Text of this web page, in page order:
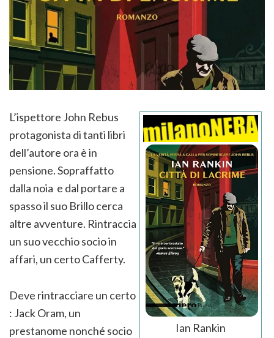
Ian Rankin
L’ispettore John Rebus
protagonista di tanti libri
dell’autore ora è in
pensione. Sopraffatto
dalla noia e dal portare a
spasso il suo Brillo cerca
altre avventure. Rintraccia
un suo vecchio socio in
affari, un certo Cafferty.
Deve rintracciare un certo
: Jack Oram, un
prestanome nonché socio